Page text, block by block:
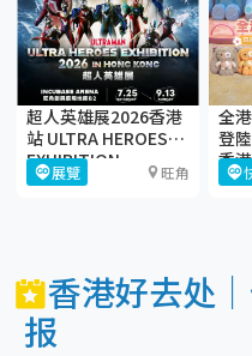
超人英雄展2026香港
站 ULTRA HEROES
EXHIBITION
展覽 旺角
全
登
香
香港好去处
报